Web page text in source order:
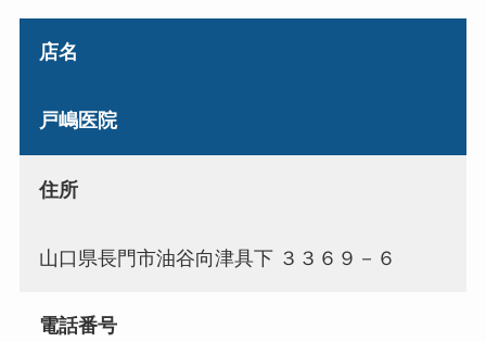
店名
戸嶋医院
住所
山口県長門市油谷向津具下 ３３６９－６
電話番号